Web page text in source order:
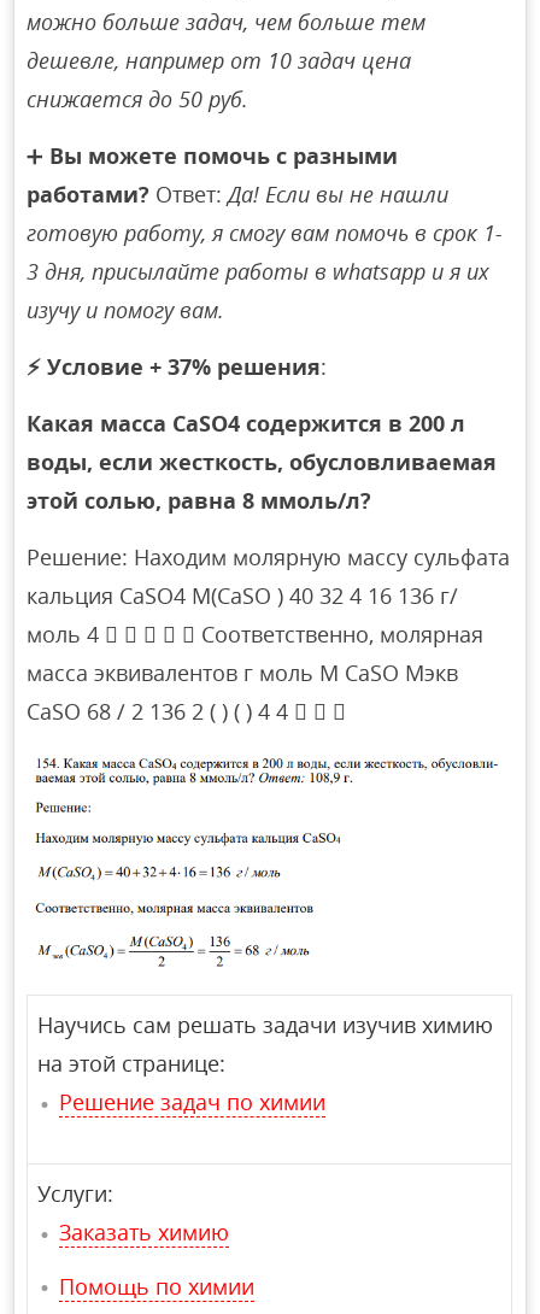
можно больше задач, чем больше тем
дешевле, например от 10 задач цена
снижается до 50 руб.
➕ Вы можете помочь с разными
работами? Ответ:Да! Если вы не нашли
готовую работу, я смогу вам помочь в срок 1-
3 дня, присылайте работы в whatsapp и я их
изучу и помогу вам.
⚡ Условие + 37% решения:
Какая масса CaSO4 содержится в 200 л
воды, если жесткость, обусловливаемая
этой солью, равна 8 ммоль/л?
Решение: Находим молярную массу сульфата
кальция СaSO4 M(CaSO ) 40 32 4 16 136 г/
моль 4      Соответственно, молярная
масса эквивалентов г моль M CaSO Mэкв
CaSO 68 / 2 136 2 ( ) ( ) 4 4   
Научись сам решать задачи изучив химию
на этой странице:
Решение задач по химии
Услуги:
Заказать химию
Помощь по химии